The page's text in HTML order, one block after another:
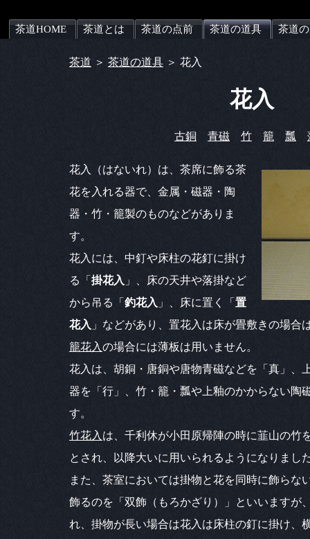
茶道HOME 茶道とは 茶道の点前 茶道の道具 茶道
茶道 ＞ 茶道の道具 ＞ 花入
花入
古銅 青磁 竹 籠 瓢
花入（はないれ）は、茶席に飾る茶
花を入れる器で、金属・磁器・陶
器・竹・籠製のものなどがありま
す。
花入には、中釘や床柱の花釘に掛け
る「 掛花入 」、床の天井や落掛など
から吊る「 釣花入 」、床に置く「 置
花入 」などがあり、置花入は床が畳敷きの場合
籠花入の場合には薄板は用いません。
花入は、胡銅・唐銅や唐物青磁などを「真」、
器を「行」、竹・籠・瓢や上釉のかからない陶
す。
竹花入 は、千利休が小田原帰陣の時に韮山の竹
とされ、以降大いに用いられるようになりまし
また、茶室においては掛物と花を同時に飾らな
飾るのを「双飾（もろかざり）」といいますが
れ、掛物が長い場合は花入は床柱の釘に掛け、